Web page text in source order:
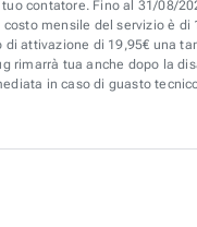
tuo contatore. Fino al 31/08/
mensile del servizio è
di attivazione di 19,95€ una
rimarrà tua anche dopo la
in caso di guasto